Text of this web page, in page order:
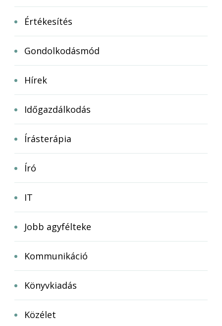
Értékesítés
Gondolkodásmód
Hírek
Időgazdálkodás
Írásterápia
Író
IT
Jobb agyfélteke
Kommunikáció
Könyvkiadás
Közélet